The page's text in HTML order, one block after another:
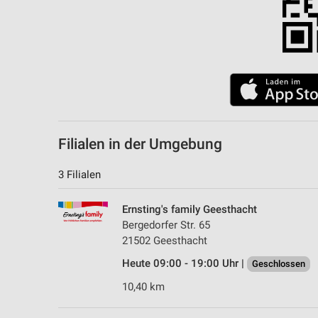
Filialen in der Umgebung
3 Filialen
Ernsting's family Geesthacht
Bergedorfer Str. 65
21502 Geesthacht
Heute 09:00 - 19:00 Uhr |
Geschlossen
10,40 km